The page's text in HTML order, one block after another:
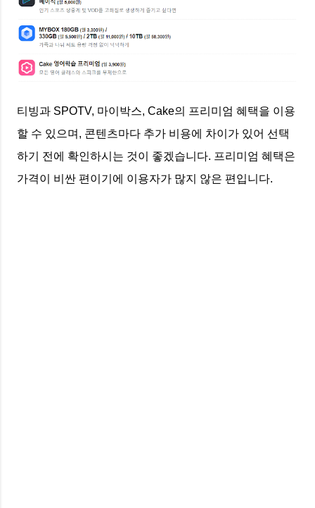
티빙과 SPOTV, 마이박스, Cake의 프리미엄 혜택을 이용
할 수 있으며, 콘텐츠마다 추가 비용에 차이가 있어 선택
하기 전에 확인하시는 것이 좋겠습니다. 프리미엄 혜택은
가격이 비싼 편이기에 이용자가 많지 않은 편입니다.